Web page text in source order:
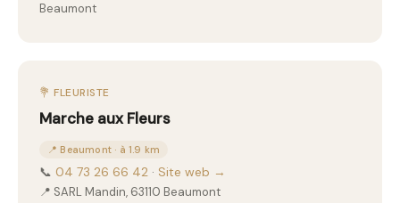
Beaumont
💐 FLEURISTE
Marche aux Fleurs
📍 Beaumont · à 1.9 km
📞 04 73 26 66 42 · Site web →
📍 SARL Mandin, 63110 Beaumont